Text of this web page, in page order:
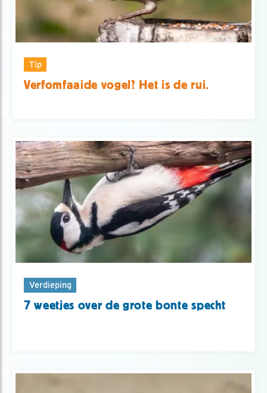
Tip
Verfomfaaide vogel? Het is de rui.
Verdieping
7 weetjes over de grote bonte specht